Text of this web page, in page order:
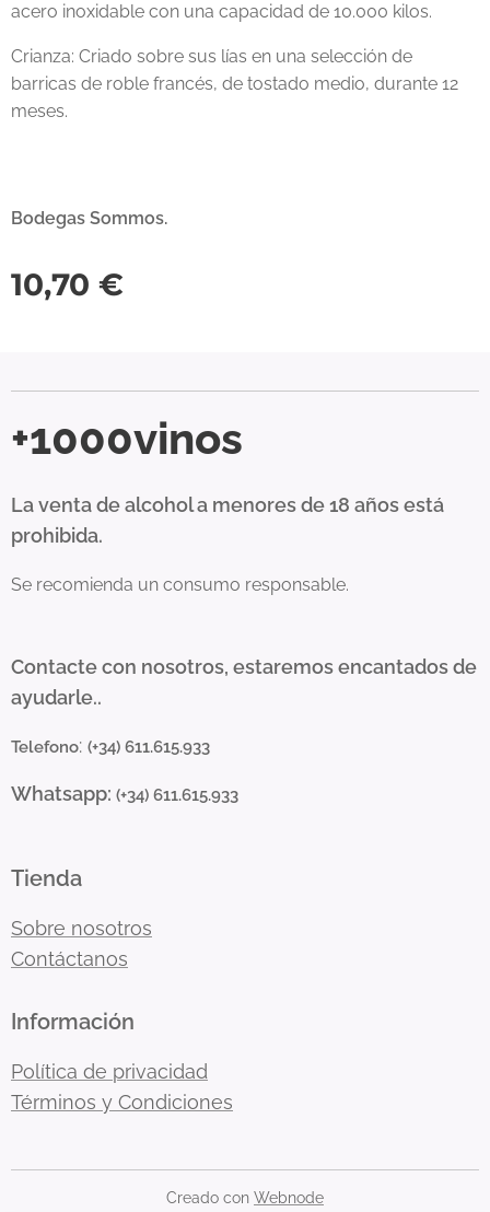
acero inoxidable con una capacidad de 10.000 kilos.
Crianza: Criado sobre sus lías en una selección de
barricas de roble francés, de tostado medio, durante 12
meses.
Bodegas Sommos.
10,70 €
+1000vinos
La venta de alcohol a menores de 18 años está
prohibida.
Se recomienda un consumo responsable.
Contacte con nosotros, estaremos encantados de
ayudarle..
Telefono: (+34) 611.615.933
Whatsapp: (+34) 611.615.933
Tienda
Sobre nosotros
Contáctanos
Información
Política de privacidad
Términos y Condiciones
Creado con Webnode